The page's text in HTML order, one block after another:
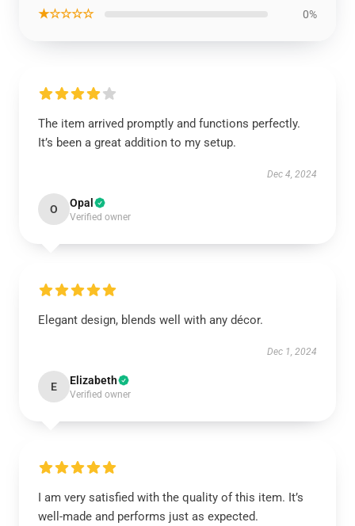
★☆☆☆☆ 0%
The item arrived promptly and functions perfectly.
It’s been a great addition to my setup.
Dec 4, 2024
O Opal
Verified owner
Elegant design, blends well with any décor.
Dec 1, 2024
E Elizabeth
Verified owner
I am very satisfied with the quality of this item. It’s
well-made and performs just as expected.